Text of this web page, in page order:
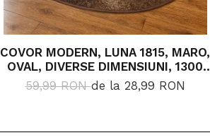
COVOR MODERN, LUNA 1815, MARO,
OVAL, DIVERSE DIMENSIUNI, 1300
GR/MP
59,99 RONde la 28,99 RON